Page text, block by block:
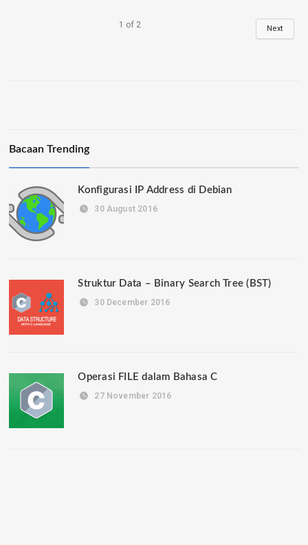
1 of 2 Next
Bacaan Trending
Konfigurasi IP Address di Debian
30 August 2016
Struktur Data – Binary Search Tree (BST)
30 December 2016
Operasi FILE dalam Bahasa C
27 November 2016